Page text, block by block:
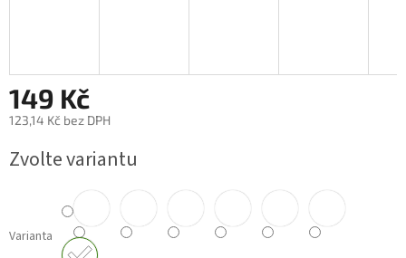
149 Kč
123,14 Kč bez DPH
cena:
Zvolte variantu
Varianta